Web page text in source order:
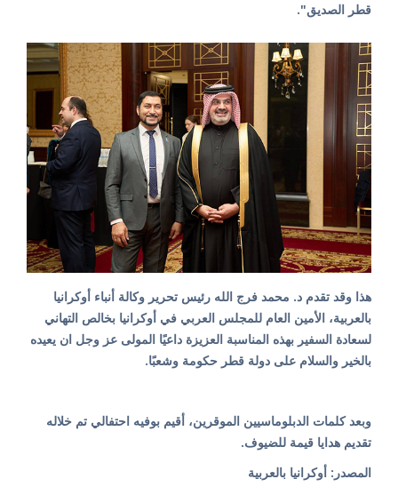
قطر الصديق".
هذا وقد تقدم د. محمد فرج الله رئيس تحرير وكالة أنباء أوكرانيا
بالعربية، الأمين العام للمجلس العربي في أوكرانيا بخالص التهاني
لسعادة السفير بهذه المناسبة العزيزة داعيًا المولى عز وجل ان يعيده
بالخير والسلام على دولة قطر حكومة وشعبًا.
وبعد كلمات الدبلوماسيين الموقرين، أقيم بوفيه احتفالي تم خلاله
تقديم هدايا قيمة للضيوف.
المصدر: أوكرانيا بالعربية